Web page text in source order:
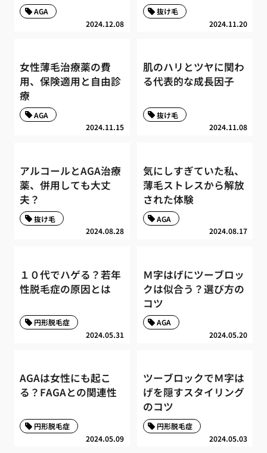
2024.12.08
AGA
2024.11.20
抜け毛
女性薄毛治療薬の費
用、保険適用と自由診
療
2024.11.15
AGA
肌のハリとツヤに関わ
る代表的な成長因子
2024.11.08
抜け毛
アルコールとAGA治療
薬、併用しても大丈
夫？
2024.08.28
抜け毛
気にしすぎていた私、
薄毛ストレスから解放
された体験
2024.08.17
AGA
１０代でハゲる？若年
性脱毛症の原因とは
2024.05.31
円形脱毛症
Ｍ字はげにツーブロッ
クは似合う？選び方の
コツ
2024.05.20
AGA
AGAは女性にも起こ
る？FAGAとの関連性
2024.05.09
円形脱毛症
ツーブロックでＭ字は
げを隠すスタイリング
のコツ
2024.05.03
円形脱毛症